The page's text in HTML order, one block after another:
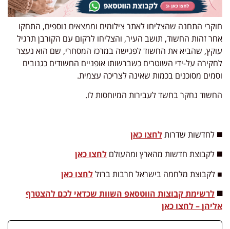
חוקרי התחנה שהצליחו לאתר צילומים וממצאים נוספים, התחקו
אחר זהות החשוד, תושב העיר, והצליחו לרקום עם הקורבן תרגיל
עוקץ, שהביא את החשוד לפגישה במרכז המסחרי, שם הוא נעצר
לחקירה על-ידי השוטרים כשברשותו אופניים החשודים כגנובים
וסמים מסוכנים בכמות שאינה לצריכה עצמית.
החשוד נחקר בחשד לעבירות המיוחסות לו.
◼️ לחדשות שדרותלחצו כאן
◼️ לקבוצת חדשות מהארץ ומהעולם לחצו כאן
■ לקבוצת מלחמה בישראל חרבות ברזללחצו כאן
◼️ לרשימת קבוצות הווטסאפ השוות שכדאי לכם להצטרף
אליהן – לחצו כאן